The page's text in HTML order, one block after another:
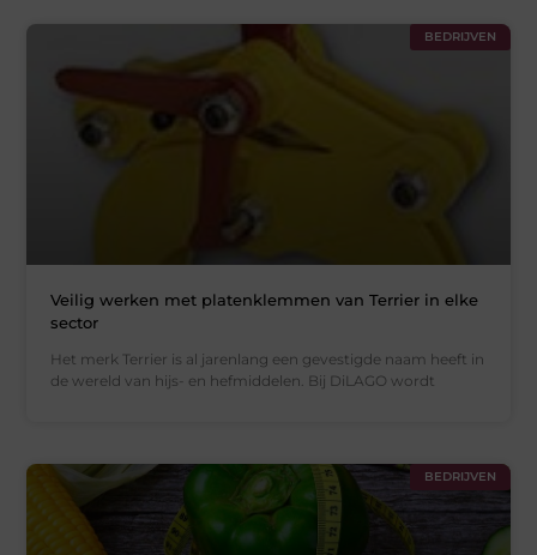
BEDRIJVEN
Veilig werken met platenklemmen van Terrier in elke
sector
Het merk Terrier is al jarenlang een gevestigde naam heeft in
de wereld van hijs- en hefmiddelen. Bij DiLAGO wordt
BEDRIJVEN